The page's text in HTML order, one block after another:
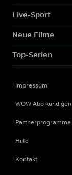
Live-Sport
Neue Filme
Top-Serien
Impressum
WOW Abo kündigen
Partnerprogramme
Hilfe
Kontakt